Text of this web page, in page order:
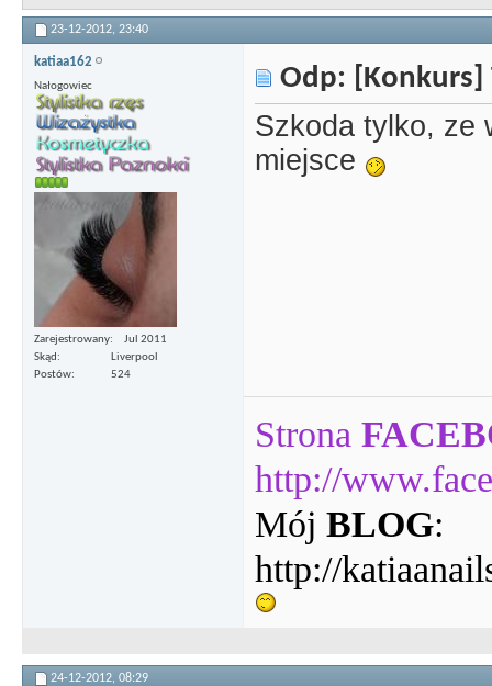
23-12-2012, 23:40
katiaa162
Nałogowiec
Zarejestrowany
Jul 2011
Skąd
Liverpool
Postów
524
Odp: [Konkurs]
Szkoda tylko, ze
miejsce
Strona
http://
Mój BLOG:
http://
24-12-2012, 08:29